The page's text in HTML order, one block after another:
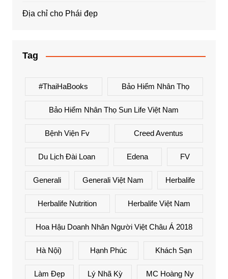
Địa chỉ cho Phái đẹp
Tag
#ThaiHaBooks Bảo Hiểm Nhân Thọ
Bảo Hiểm Nhân Thọ Sun Life Việt Nam
Bệnh Viện Fv Creed Aventus
Du Lịch Đài Loan Edena FV
Generali Generali Việt Nam Herbalife
Herbalife Nutrition Herbalife Việt Nam
Hoa Hậu Doanh Nhân Người Việt Châu Á 2018
Hà Nội) Hạnh Phúc Khách Sạn
Làm Đẹp Lý Nhã Kỳ MC Hoàng Ny